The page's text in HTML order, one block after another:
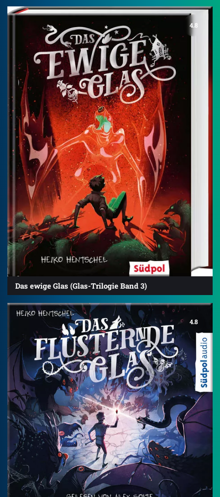
4.8
Das ewige Glas (Glas-Trilogie Band 3)
4.8